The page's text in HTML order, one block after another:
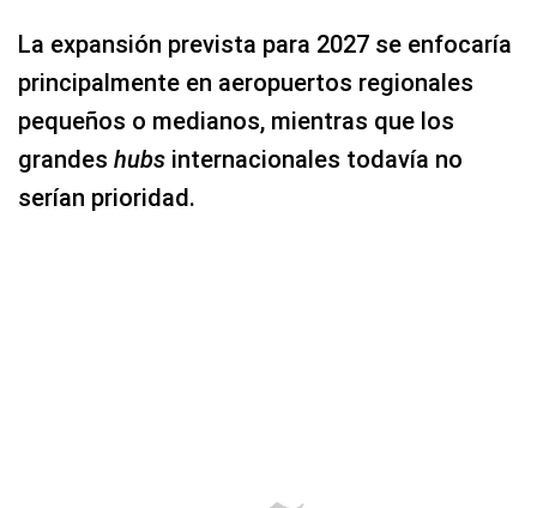
La expansión prevista para 2027 se enfocaría
principalmente en aeropuertos regionales
pequeños o medianos, mientras que los
grandes hubs internacionales todavía no
serían prioridad.